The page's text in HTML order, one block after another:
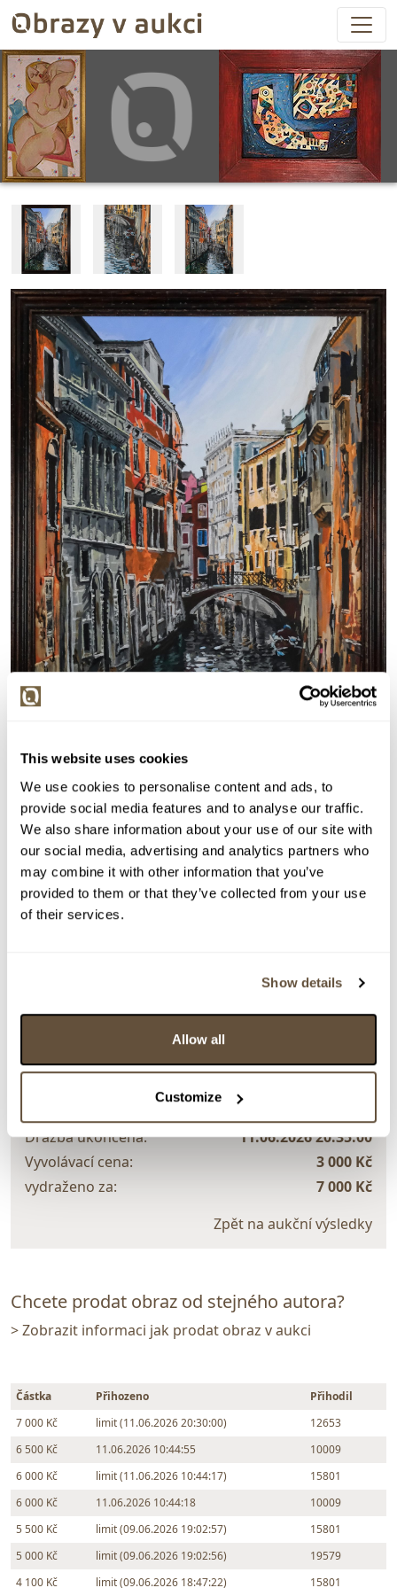
This website uses cookies
We use cookies to personalise content and ads, to
provide social media features and to analyse our traffic.
We also share information about your use of our site with
our social media, advertising and analytics partners who
may combine it with other information that you’ve
provided to them or that they’ve collected from your use
of their services.
Show details
Allow all
Customize
Detail položky
Akryl na plátně, 100x70 cm. Signováno vpravo dole
Janča. (Autor změnil příjmení) Rámováno.
> zpět na aukční výsledky
VELKÝ FORMÁT
David Schwoiser
159366. Ráno v Benátkách
Dražba ukončena:
11.06.2026 20:35:00
Vyvolávací cena:
3 000 Kč
vydraženo za:
7 000 Kč
Zpět na aukční výsledky
Chcete prodat obraz od stejného autora?
> Zobrazit informaci jak prodat obraz v aukci
Částka Přihozeno
Přihodil
7 000 Kč
limit (11.06.2026 20:30:00)
12653
6 500 Kč
11.06.2026 10:44:55
10009
6 000 Kč
limit (11.06.2026 10:44:17)
15801
6 000 Kč
11.06.2026 10:44:18
10009
5 500 Kč
limit (09.06.2026 19:02:57)
15801
5 000 Kč
limit (09.06.2026 19:02:56)
19579
4 100 Kč
limit (09.06.2026 18:47:22) 15801